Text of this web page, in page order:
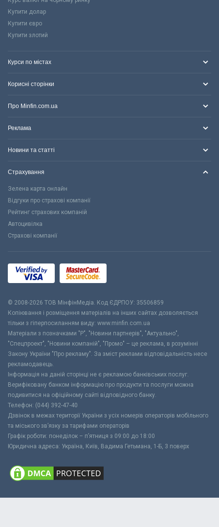
Купити долар
Купити євро
Купити злотий
Курси по містах
Корисні сторінки
Про Minfin.com.ua
Реклама
Новини та статті
Страхування
Зелена карта онлайн
Відгуки про страхові компанії
Рейтинг страхових компаній
Автоцивілка
Страхові компанії
© 2008-2026 ТОВ МiнфiнМедiа. Код ЄДРПОУ: 35506859
Копіювання і розміщення матеріалів на інших сайтах дозволяється
тільки з гіперпосиланням виду: www.minfin.com.ua
Матеріали з позначками "Р", "Новини партнерів", "Актуально",
"Спецпроект", "Новини компаній", "Промо" – це реклама, в розумінні
Закону України "Про рекламу". За зміст реклами відповідальність несе
рекламодавець.
Інформація на даній сторінці не є рекламою банківських послуг.
Верифіковану банком інформацію про продукти та послуги можна
подивитися на офіційному сайті відповідного банку.
Телефон: (044) 392-47-40
Дзвінок в межах території України з усіх номерів операторів мобільного
та міського зв’язку за тарифами операторів
Графік роботи: понеділок – п’ятниця з 09:00 до 18:00
Юридична адреса: Україна, Київ, Вадима Гетьмана, 1-Б, 3 поверх